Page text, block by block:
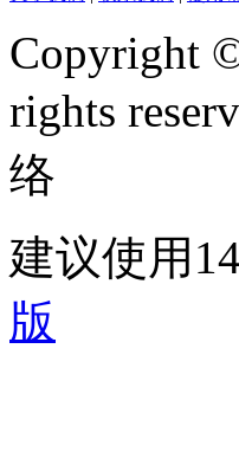
Copyright
rights
络
建议使用
版